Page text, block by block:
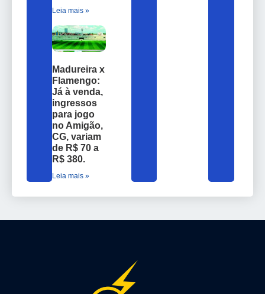
Leia mais »
Madureira x
Flamengo:
Já à venda,
ingressos
para jogo
no Amigão,
CG, variam
de R$ 70 a
R$ 380.
Leia mais »